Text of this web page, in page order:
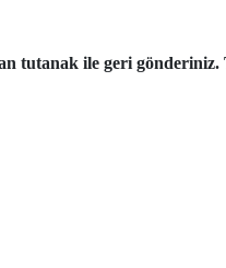
tutanak ile geri gönderiniz.